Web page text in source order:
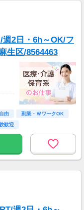
場
2日・6h～OK/フ
生区/8564463
由
副業・ＷワークOK
歓迎